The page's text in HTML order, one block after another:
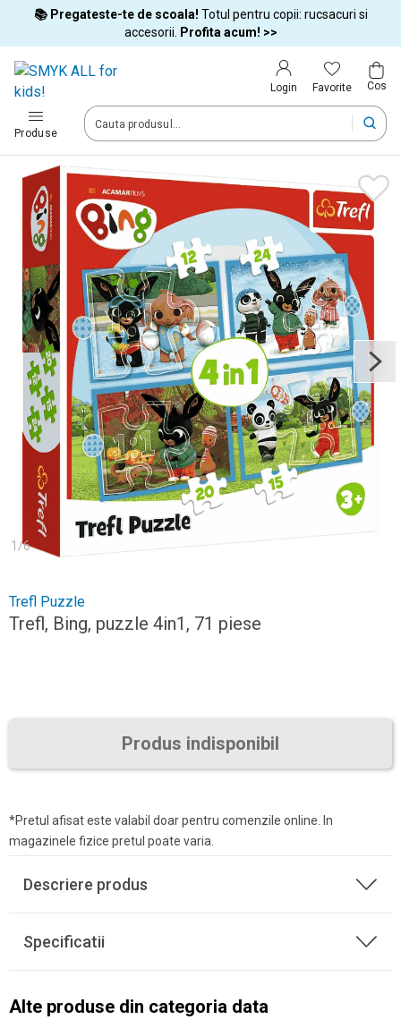
📚 Pregateste-te de scoala! Totul pentru copii: rucsacuri si
accesorii.
Profita acum! >>
Login Favorite Cos
Produse
Tara si limba
Alege tara si treci la cumparaturi
România (Romania)
Livram comenzile tale in tara selectata.
Limba
Română
Dupa schimbarea tarii, unele produse pot fi eliminate din cos
Confirma
1 /6
Trefl Puzzle
Trefl, Bing, puzzle 4in1, 71 piese
Produs indisponibil
*Pretul afisat este valabil doar pentru comenzile online. In
magazinele fizice pretul poate varia.
Descriere produs
Specificatii
Alte produse din categoria data